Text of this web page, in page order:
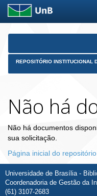
Skip
REPOSITÓRIO INSTITUCIONAL
Não há
Não há documentos
sua solicitação.
Página inicial do repositório
Universidade de Brasília -
Coordenadoria de Gestão da
(61) 3107-2683